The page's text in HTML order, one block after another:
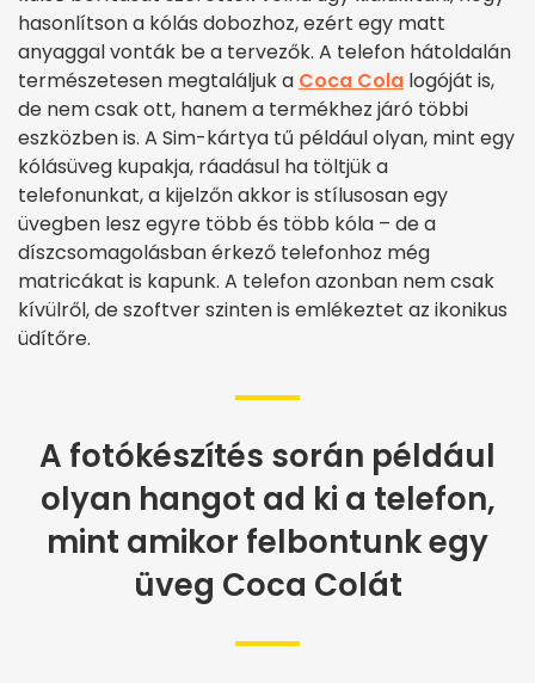
hasonlítson a kólás dobozhoz, ezért egy matt
anyaggal vonták be a tervezők. A telefon hátoldalán
természetesen megtaláljuk a Coca Cola logóját is,
de nem csak ott, hanem a termékhez járó többi
eszközben is. A Sim-kártya tű például olyan, mint egy
kólásüveg kupakja, ráadásul ha töltjük a
telefonunkat, a kijelzőn akkor is stílusosan egy
üvegben lesz egyre több és több kóla – de a
díszcsomagolásban érkező telefonhoz még
matricákat is kapunk. A telefon azonban nem csak
kívülről, de szoftver szinten is emlékeztet az ikonikus
üdítőre.
A fotókészítés során például
olyan hangot ad ki a telefon,
mint amikor felbontunk egy
üveg Coca Colát